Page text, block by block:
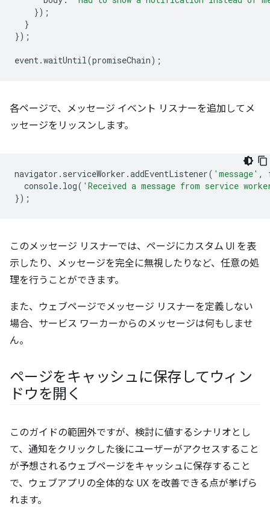
});
}
});
event.waitUntil(promiseChain);
各ページで、メッセージ イベント リスナーを追加してメ
ッセージをリッスンします。
navigator . serviceWorker .addEventListener( 'message' ,
console. log( 'Received a message from service
});
このメッセージ リスナーでは、ページにカスタム UI を表
示したり、メッセージを完全に無視したりなど、任意の処
理を行うことができます。
また、ウェブページでメッセージ リスナーを定義しない
場合、サービス ワーカーからのメッセージは何もしませ
ん。
ページをキャッシュに保存してウィン
ドウを開く
このガイドの範囲外ですが、検討に値するシナリオとし
て、通知をクリックした後にユーザーがアクセスすること
が予想されるウェブページをキャッシュに保存すること
で、ウェブアプリの全体的な UX を改善できる点が挙げら
れます。